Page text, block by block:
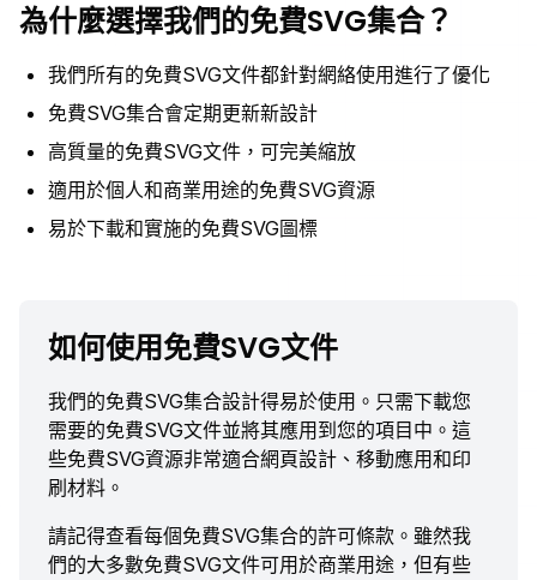
為什麼選擇我們的免費SVG集合？
我們所有的免費SVG文件都針對網絡使用進行了優化
免費SVG集合會定期更新新設計
高質量的免費SVG文件，可完美縮放
適用於個人和商業用途的免費SVG資源
易於下載和實施的免費SVG圖標
如何使用免費SVG文件
我們的免費SVG集合設計得易於使用。只需下載您
需要的免費SVG文件並將其應用到您的項目中。這
些免費SVG資源非常適合網頁設計、移動應用和印
刷材料。
請記得查看每個免費SVG集合的許可條款。雖然我
們的大多數免費SVG文件可用於商業用途，但有些